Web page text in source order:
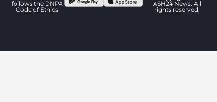
follows the DNPA
Code of Ethics
ASH24 News. All
rights reserved.